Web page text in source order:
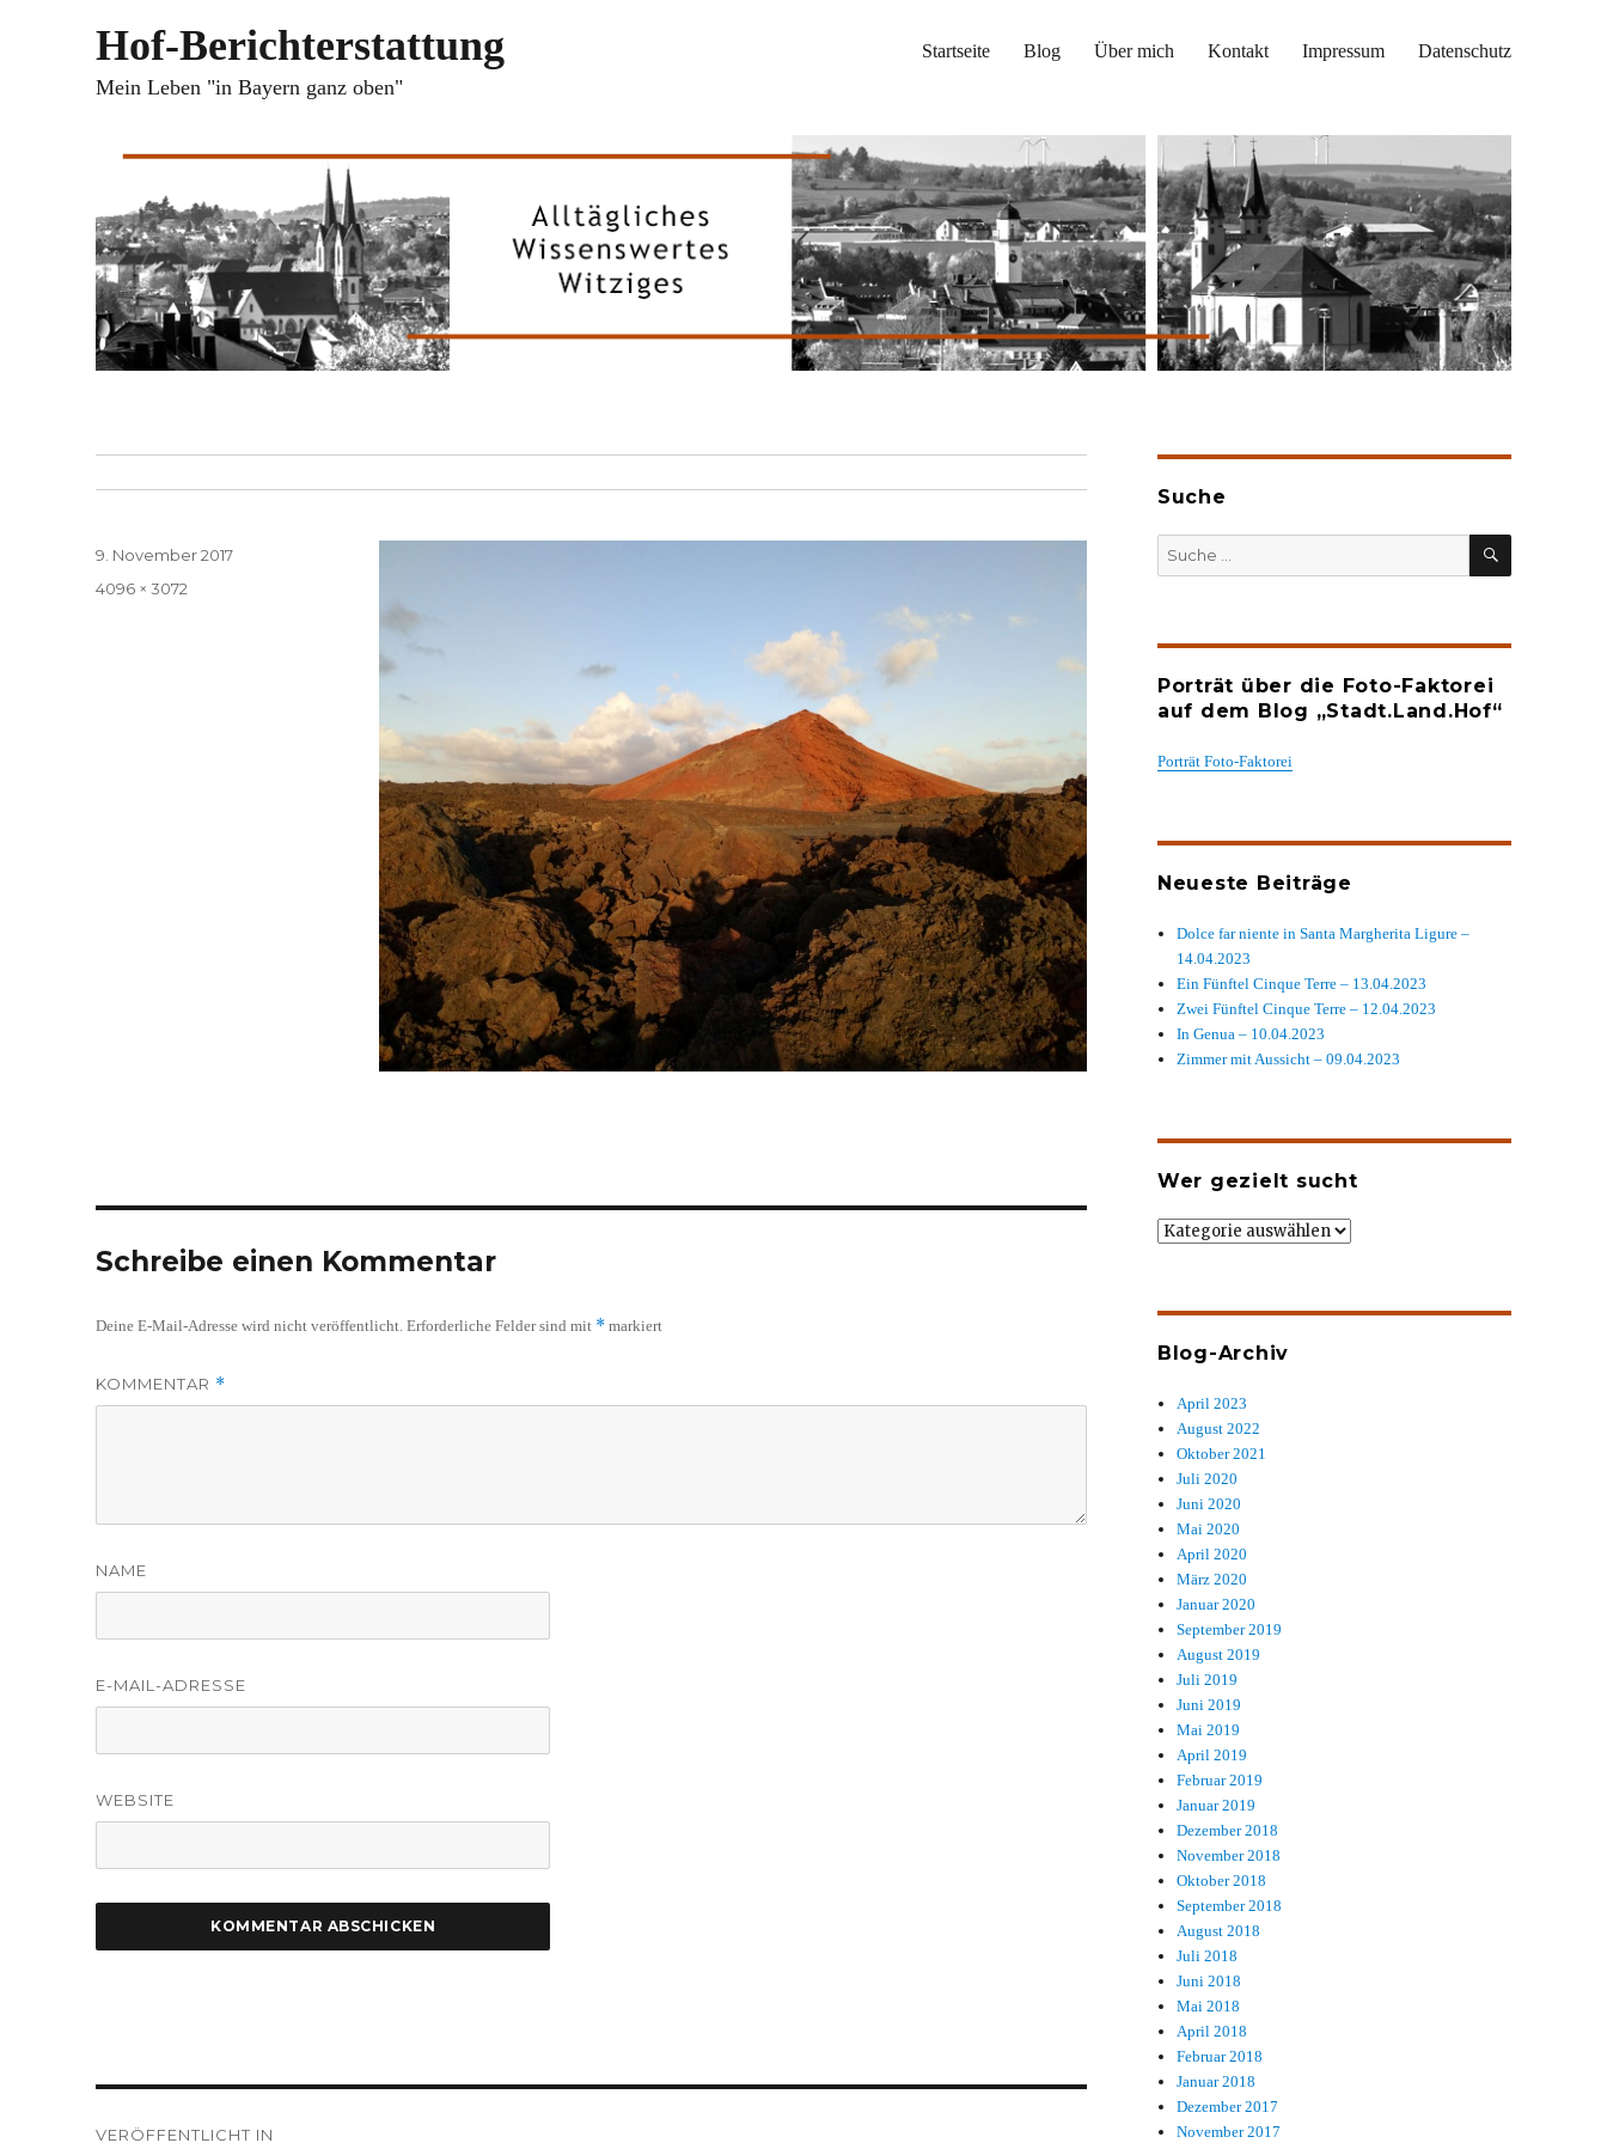
Hof-Berichterstattung
Mein Leben "in Bayern ganz oben"
Startseite Blog Über mich Kontakt Impressum Datenschutz
Veröffentlicht
9. November 2017
Volle
4096 × 3072
Schreibe einen Kommentar
Deine E-Mail-Adresse wird nicht veröffentlicht. Erforderliche Felder sind mit * markiert
KOMMENTAR *
NAME
E-MAIL-ADRESSE
WEBSITE
VERÖFFENTLICHT IN
Suche
SUCHEN
Porträt über die Foto-Faktorei
auf dem Blog „Stadt.Land.Hof“
Porträt Foto-Faktorei
Neueste Beiträge
Dolce far niente in Santa Margherita Ligure –
14.04.2023
Ein Fünftel Cinque Terre – 13.04.2023
Zwei Fünftel Cinque Terre – 12.04.2023
In Genua – 10.04.2023
Zimmer mit Aussicht – 09.04.2023
Wer gezielt sucht
Wer
Blog-Archiv
April 2023
August 2022
Oktober 2021
Juli 2020
Juni 2020
Mai 2020
April 2020
März 2020
Januar 2020
September 2019
August 2019
Juli 2019
Juni 2019
Mai 2019
April 2019
Februar 2019
Januar 2019
Dezember 2018
November 2018
Oktober 2018
September 2018
August 2018
Juli 2018
Juni 2018
Mai 2018
April 2018
Februar 2018
Januar 2018
Dezember 2017
November 2017